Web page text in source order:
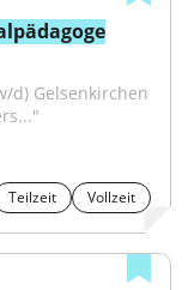
d) Gelsenkirchen
Teilzeit Vollzeit